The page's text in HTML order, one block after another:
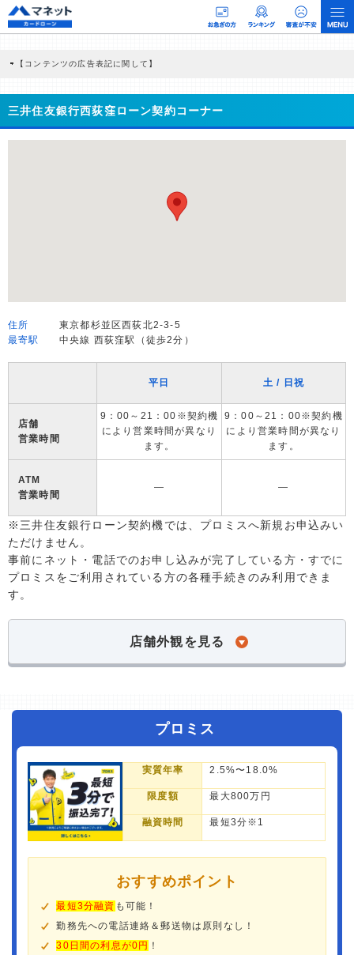
【コンテンツの広告表記に関して】
商品を根拠なくPRするものではなく、当編集部の調査／ユーザーへの口コミ収集な
どに基づき、公平性を担保した情報提供を行っています。
>提携企業一覧
三井住友銀行西荻窪ローン契約コーナー
住所
東京都杉並区西荻北2-3-5
最寄駅
中央線 西荻窪駅（徒歩2分）
平日 土 / 日祝
店舗
営業時間
9：00～21：00※契約機
により営業時間が異なり
ます。
9：00～21：00※契約機
により営業時間が異なり
ます。
ATM
営業時間
― ―
※三井住友銀行ローン契約機では、プロミスへ新規お申込みい
ただけません。
事前にネット・電話でのお申し込みが完了している方・すでに
プロミスをご利用されている方の各種手続きのみ利用できま
す。
店舗外観を見る
プロミス
実質年率 2.5%〜18.0%
限度額 最大800万円
融資時間 最短3分※1
おすすめポイント
最短3分融資 も可能！
勤務先への電話連絡＆郵送物は原則なし！
30日間の利息が0円 ！